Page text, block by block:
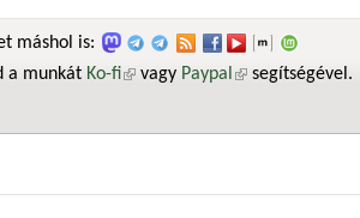
máshol is:
a munkát Ko-fi(külső hivatkozás)
vagy Paypal (külső hivatkozás)
segítségével.